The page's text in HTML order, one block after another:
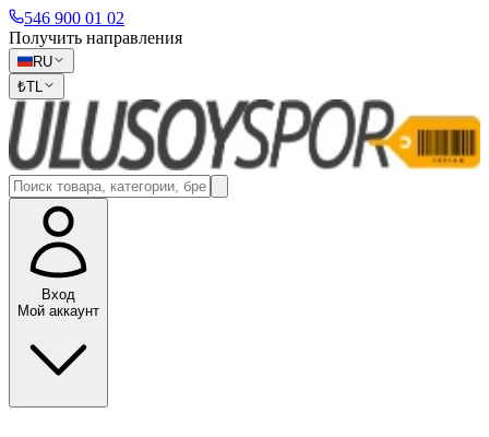
546 900 01 02
Получить направления
RU
₺TL
Вход
Мой аккаунт